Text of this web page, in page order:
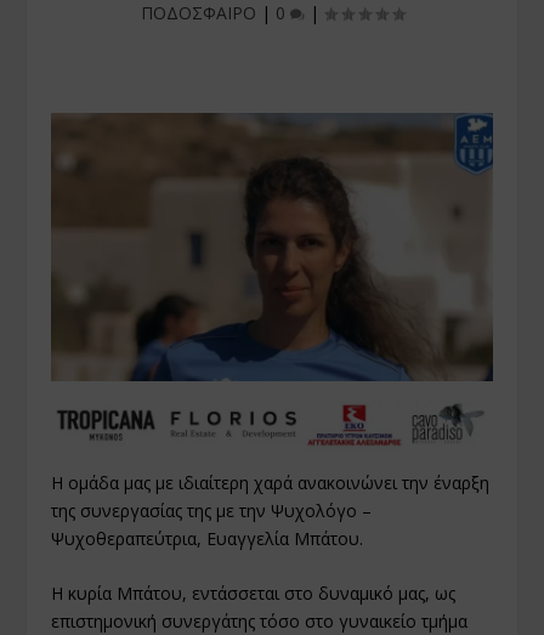
ΠΟΔΟΣΦΑΙΡΟ | 0 |
Η ομάδα μας με ιδιαίτερη χαρά ανακοινώνει την έναρξη
της συνεργασίας της με την Ψυχολόγο –
Ψυχοθεραπεύτρια, Ευαγγελία Μπάτου.
Η κυρία Μπάτου, εντάσσεται στο δυναμικό μας, ως
επιστημονική συνεργάτης τόσο στο γυναικείο τμήμα